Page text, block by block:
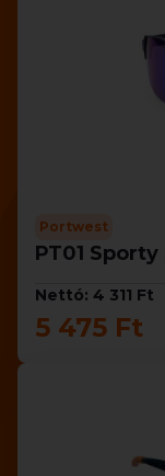
Portwest
PT01
Nettó: 4 311 Ft
5 475 Ft